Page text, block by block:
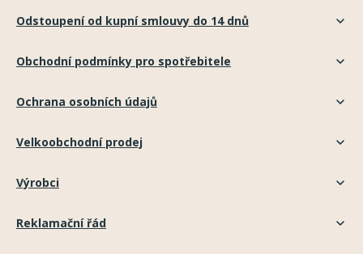
Odstoupení od kupní smlouvy do 14 dnů
Obchodní podmínky pro spotřebitele
Ochrana osobních údajů
Velkoobchodní prodej
Výrobci
Reklamační řád